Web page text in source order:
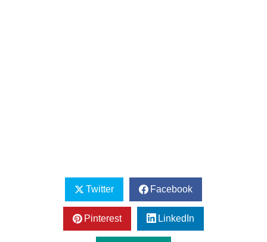
Twitter Facebook
Pinterest LinkedIn